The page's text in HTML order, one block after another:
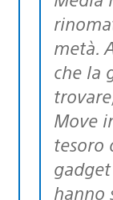
metà.
che la
Move
tesoro
hanno